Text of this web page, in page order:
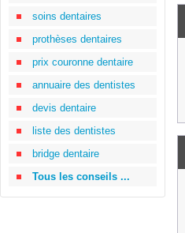
soins dentaires
prothèses dentaires
prix couronne dentaire
annuaire des dentistes
devis dentaire
liste des dentistes
bridge dentaire
Tous les conseils ...